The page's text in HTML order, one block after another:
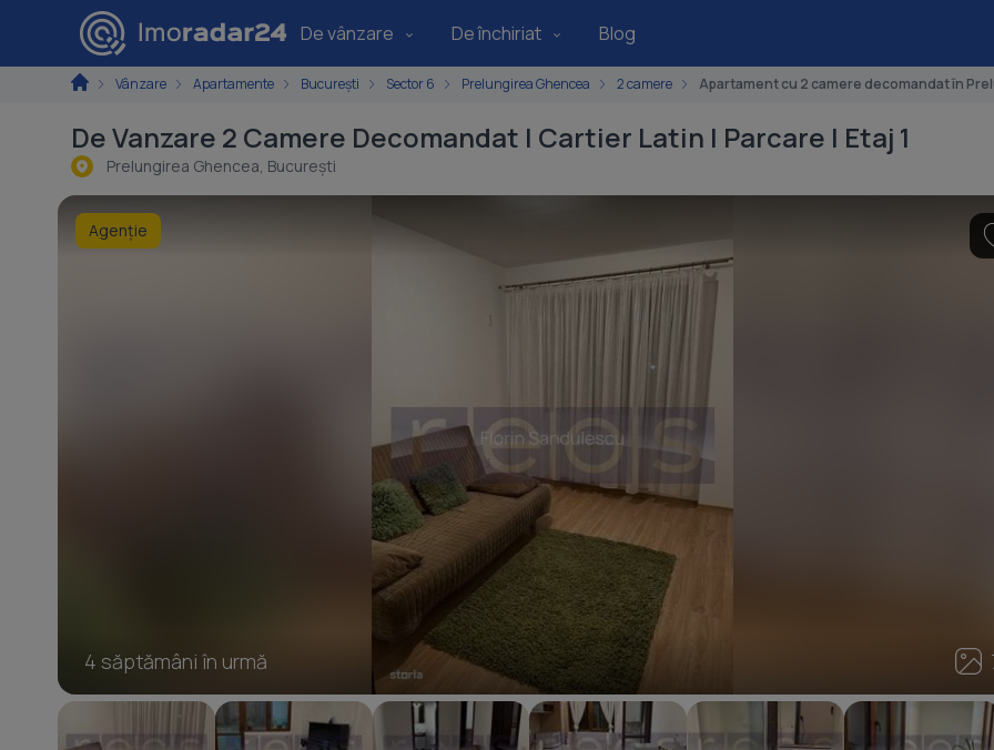
De vânzare De închiriat Blog
Vânzare Apartamente București Sector 6 Prelungirea Ghencea 2 camere Apartament cu 2 camere decomandat în
De Vanzare 2 Camere Decomandat | Cartier Latin | Parcare | Etaj 1
Prelungirea Ghencea, Bucureşti
4 săptămâni în urmă 7
Agenție